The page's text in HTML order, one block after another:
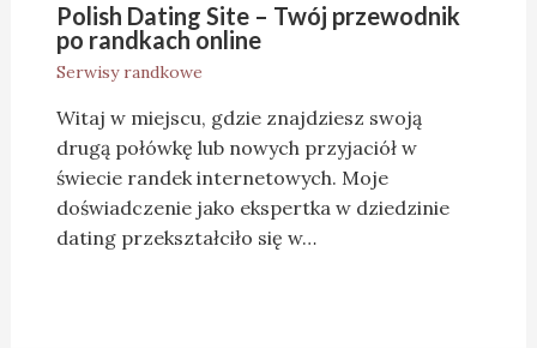
Polish Dating Site – Twój przewodnik
po randkach online
Serwisy randkowe
Witaj w miejscu, gdzie znajdziesz swoją
drugą połówkę lub nowych przyjaciół w
świecie randek internetowych. Moje
doświadczenie jako ekspertka w dziedzinie
dating przekształciło się w…